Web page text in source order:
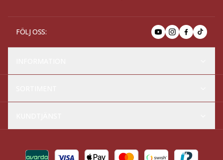
FÖLJ OSS: